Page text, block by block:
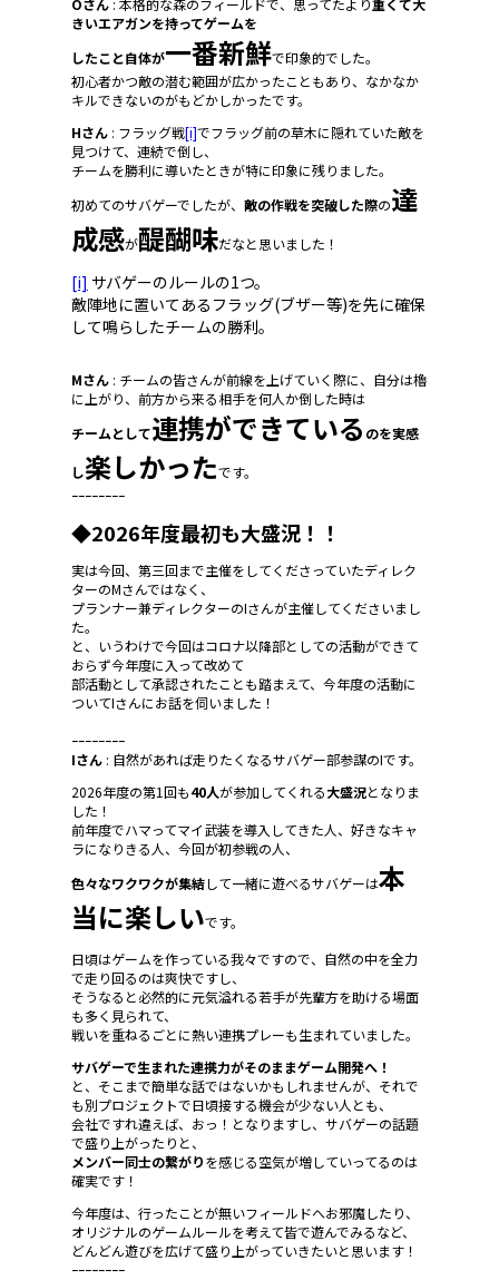
Oさん : 本格的な森のフィールドで、思ってたより重くて大
きいエアガンを持ってゲームを
したこと自体が一番新鮮で印象的でした。
初心者かつ敵の潜む範囲が広かったこともあり、なかなか
キルできないのがもどかしかったです。
Hさん : フラッグ戦[i]でフラッグ前の草木に隠れていた敵を
見つけて、連続で倒し、
チームを勝利に導いたときが特に印象に残りました。
初めてのサバゲーでしたが、 敵の作戦を突破した際の達
成感が醍醐味だなと思いました！
[i] サバゲーのルールの1つ。
敵陣地に置いてあるフラッグ(ブザー等)を先に確保
して鳴らしたチームの勝利。
Mさん : チームの皆さんが前線を上げていく際に、自分は櫓
に上がり、前方から来る相手を何人か倒した時は
チームとして連携ができている のを実感
し楽しかったです。
ｰｰｰｰｰｰｰｰ
◆2026年度最初も大盛況！！
実は今回、第三回まで主催をしてくださっていたディレク
ターのMさんではなく、
プランナー兼ディレクターのIさんが主催してくださいまし
た。
と、いうわけで今回はコロナ以降部としての活動ができて
おらず今年度に入って改めて
部活動として承認されたことも踏まえて、今年度の活動に
ついてIさんにお話を伺いました！
ｰｰｰｰｰｰｰｰ
Iさん : 自然があれば走りたくなるサバゲー部参謀のIです。
2026年度の第1回も40人が参加してくれる大盛況となりま
した！
前年度でハマってマイ武装を導入してきた人、好きなキャ
ラになりきる人、今回が初参戦の人、
色々なワクワクが集結して一緒に遊べるサバゲーは本
当に楽しいです。
日頃はゲームを作っている我々ですので、自然の中を全力
で走り回るのは爽快ですし、
そうなると必然的に元気溢れる若手が先輩方を助ける場面
も多く見られて、
戦いを重ねるごとに熱い連携プレーも生まれていました。
サバゲーで生まれた連携力がそのままゲーム開発へ！
と、そこまで簡単な話ではないかもしれませんが、それで
も別プロジェクトで日頃接する機会が少ない人とも、
会社ですれ違えば、おっ！となりますし、サバゲーの話題
で盛り上がったりと、
メンバー同士の繋がりを感じる空気が増していってるのは
確実です！
今年度は、行ったことが無いフィールドへお邪魔したり、
オリジナルのゲームルールを考えて皆で遊んでみるなど、
どんどん遊びを広げて盛り上がっていきたいと思います！
ｰｰｰｰｰｰｰｰ